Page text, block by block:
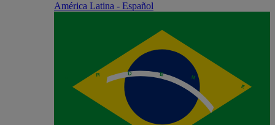
América Latina - Español